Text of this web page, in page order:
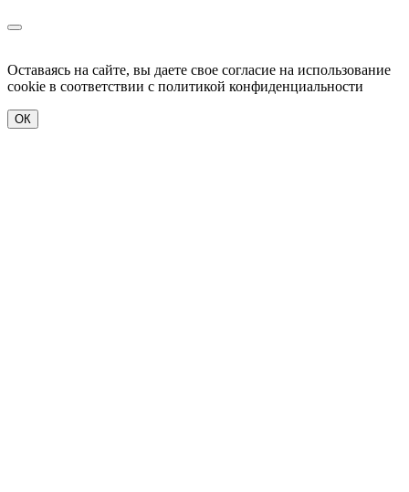
Оставаясь на сайте, вы даете свое согласие на использование
cookie в соответствии c политикой конфиденциальности
ОК